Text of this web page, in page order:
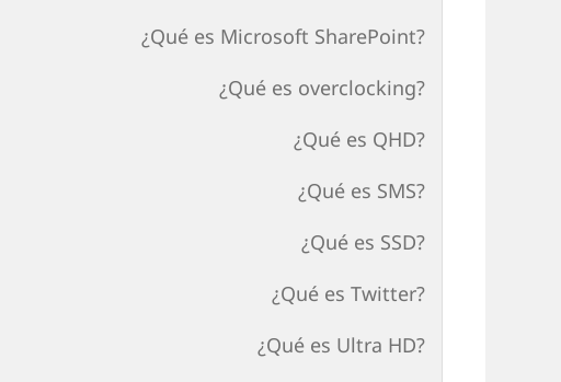
¿Qué es Microsoft SharePoint?
¿Qué es overclocking?
¿Qué es QHD?
¿Qué es SMS?
¿Qué es SSD?
¿Qué es Twitter?
¿Qué es Ultra HD?